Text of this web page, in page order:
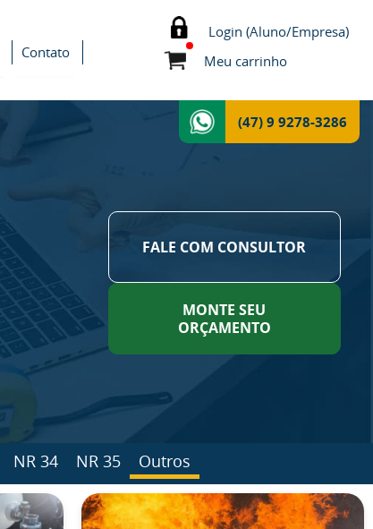
Contato
Login (Aluno/Empresa)
Meu carrinho
(47) 9 9278-3286
FALE COM CONSULTOR
MONTE SEU
ORÇAMENTO
NR 34 NR 35 Outros